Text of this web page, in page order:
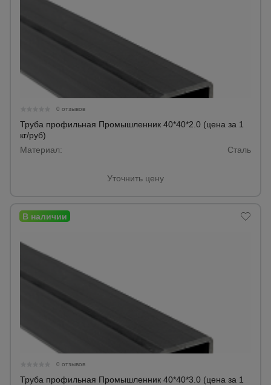
0 отзывов
Труба профильная Промышленник 40*40*2.0 (цена за 1
кг/руб)
Материал:
Сталь
Уточнить цену
0 отзывов
Труба профильная Промышленник 40*40*3.0 (цена за 1